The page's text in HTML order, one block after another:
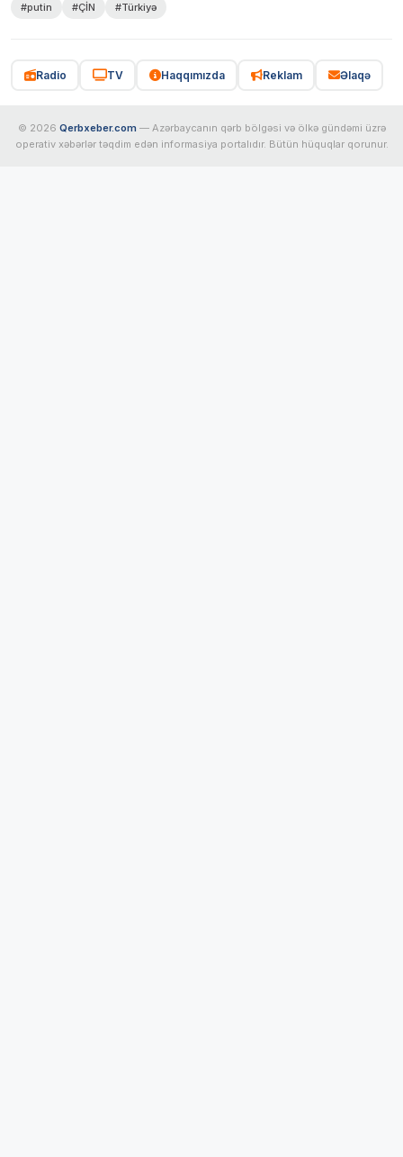
#putin
#ÇİN #Türkiyə
Radio TV Haqqımızda Reklam Əlaqə
© 2026 Qerbxeber.com — Azərbaycanın qərb bölgəsi və ölkə gündəmi üzrə
operativ xəbərlər təqdim edən informasiya portalıdır. Bütün hüquqlar qorunur.